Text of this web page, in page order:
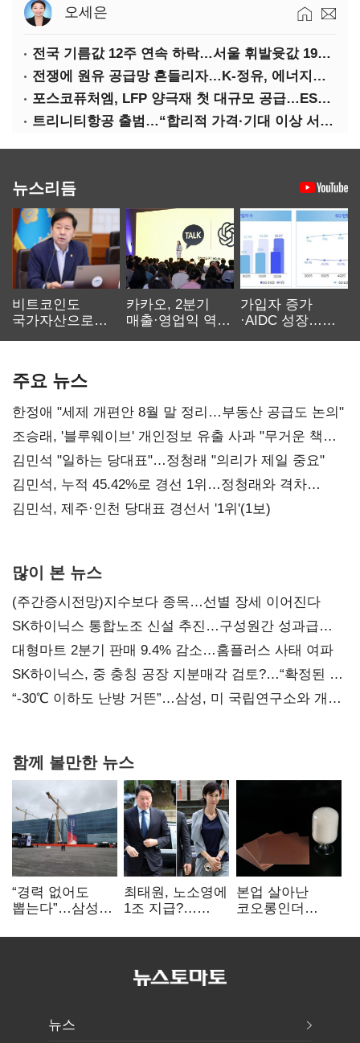
오세은
전국 기름값 12주 연속 하락…서울 휘발윳값 1909원
전쟁에 원유 공급망 흔들리자…K-정유, 에너지안보 핵심으로 재부상
포스코퓨처엠, LFP 양극재 첫 대규모 공급…ESS 시장 공략
트리니티항공 출범…“합리적 가격·기대 이상 서비스로 승부”
뉴스리듬
비트코인도
국가자산으로…'
카카오, 2분기
매출·영업익 역대
가입자 증가
·AIDC 성장…
주요 뉴스
한정애 "세제 개편안 8월 말 정리…부동산 공급도 논의"
조승래, '블루웨이브' 개인정보 유출 사과 "무거운 책임
통감"
김민석 "일하는 당대표"…정청래 "의리가 제일 중요"
김민석, 누적 45.42%로 경선 1위…정청래와 격차
0.86%p(2보)
김민석, 제주·인천 당대표 경선서 '1위'(1보)
많이 본 뉴스
(주간증시전망)지수보다 종목…선별 장세 이어진다
SK하이닉스 통합노조 신설 추진…구성원간 성과급
불만 확산
대형마트 2분기 판매 9.4% 감소…홈플러스 사태 여파
SK하이닉스, 중 충칭 공장 지분매각 검토?…“확정된 바
없어”
“-30℃ 이하도 난방 거뜬”…삼성, 미 국립연구소와 개발
함께 볼만한 뉴스
“경력 없어도
뽑는다”…삼성
반도체 인재
최태원, 노소영에
1조 지급?…
본업 살아난
코오롱인더
배터리 소재로
뉴스